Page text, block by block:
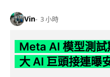
Vin 3 小時
Meta AI 模型測
大 AI 巨頭接連曝